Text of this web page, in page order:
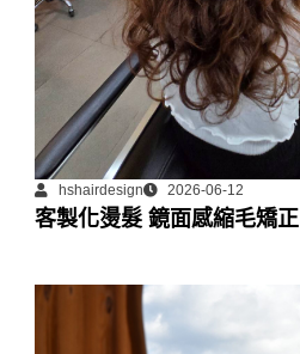
hshairdesign 2026-06-12
客製化燙髮 鏡面感縮毛矯正